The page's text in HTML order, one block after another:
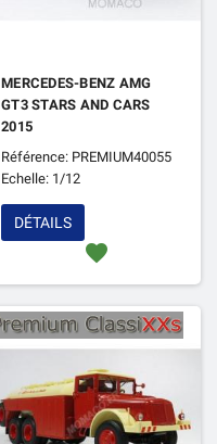
MERCEDES-BENZ AMG
GT3 STARS AND CARS
2015
Référence: PREMIUM40055
Echelle: 1/12
favorite
DÉTAILS